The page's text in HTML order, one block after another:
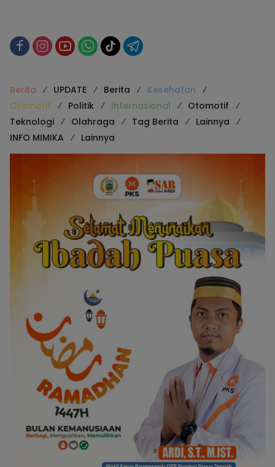
Berita UPDATE Berita
Kesehatan
Otomotif
Politik Internasional
Otomotif
Teknologi
Olahraga Tag Berita
Lainnya
INFO MIMIKA
Lainnya